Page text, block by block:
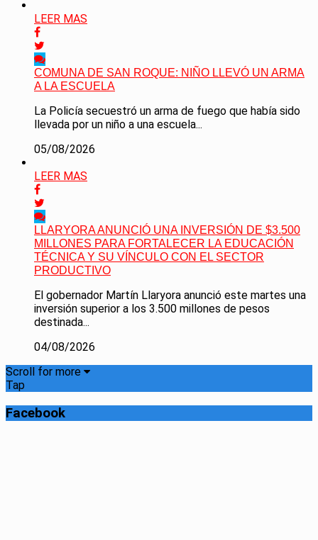
LEER MAS
COMUNA DE SAN ROQUE: NIÑO LLEVÓ UN ARMA
A LA ESCUELA
La Policía secuestró un arma de fuego que había sido
llevada por un niño a una escuela...
05/08/2026
LEER MAS
LLARYORA ANUNCIÓ UNA INVERSIÓN DE $3.500
MILLONES PARA FORTALECER LA EDUCACIÓN
TÉCNICA Y SU VÍNCULO CON EL SECTOR
PRODUCTIVO
El gobernador Martín Llaryora anunció este martes una
inversión superior a los 3.500 millones de pesos
destinada...
04/08/2026
Scroll for more
Tap
Facebook